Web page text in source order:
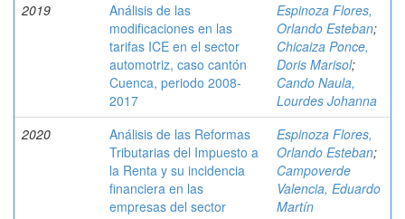
2019
Análisis de las
modificaciones en las
tarifas ICE en el sector
automotriz, caso cantón
Cuenca, periodo 2008-
2017
Espinoza Flores,
Orlando Esteban;
Chicaiza Ponce,
Doris Marisol;
Cando Naula,
Lourdes Johanna
2020
Análisis de las Reformas
Tributarias del Impuesto a
la Renta y su incidencia
financiera en las
empresas del sector
Espinoza Flores,
Orlando Esteban;
Campoverde
Valencia, Eduardo
Martín